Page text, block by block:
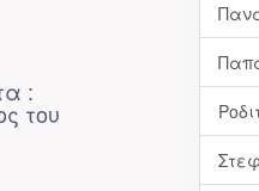
:
του